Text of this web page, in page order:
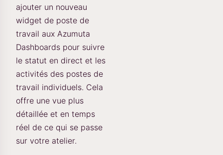
ajouter un nouveau
widget de poste de
travail aux Azumuta
Dashboards pour suivre
le statut en direct et les
activités des postes de
travail individuels. Cela
offre une vue plus
détaillée et en temps
réel de ce qui se passe
sur votre atelier.